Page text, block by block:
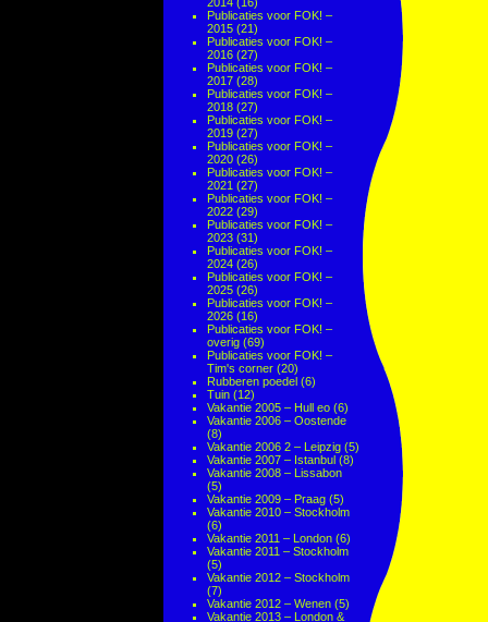
Publicaties voor FOK! –
2015 (21)
Publicaties voor FOK! –
2016 (27)
Publicaties voor FOK! –
2017 (28)
Publicaties voor FOK! –
2018 (27)
Publicaties voor FOK! –
2019 (27)
Publicaties voor FOK! –
2020 (26)
Publicaties voor FOK! –
2021 (27)
Publicaties voor FOK! –
2022 (29)
Publicaties voor FOK! –
2023 (31)
Publicaties voor FOK! –
2024 (26)
Publicaties voor FOK! –
2025 (26)
Publicaties voor FOK! –
2026 (16)
Publicaties voor FOK! –
overig (69)
Publicaties voor FOK! –
Tim's corner (20)
Rubberen poedel (6)
Tuin (12)
Vakantie 2005 – Hull eo (6)
Vakantie 2006 – Oostende
(8)
Vakantie 2006 2 – Leipzig (5)
Vakantie 2007 – Istanbul (8)
Vakantie 2008 – Lissabon
(5)
Vakantie 2009 – Praag (5)
Vakantie 2010 – Stockholm
(6)
Vakantie 2011 – London (6)
Vakantie 2011 – Stockholm
(5)
Vakantie 2012 – Stockholm
(7)
Vakantie 2012 – Wenen (5)
Vakantie 2013 – London &